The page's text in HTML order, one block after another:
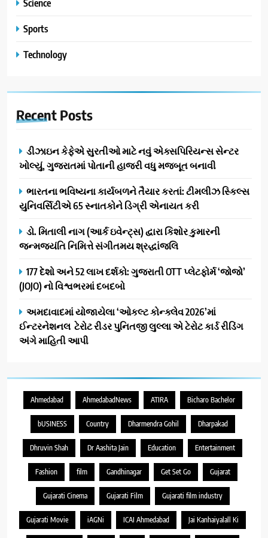
Sports
Technology
Recent Posts
ડીઝાઇન કેફેએ સુરતીઓ માટે નવું એક્સપિરિયન્સ સેન્ટર
ખોલ્યું, ગુજરાતમાં પોતાની હાજરી વધુ મજબૂત બનાવી
ભારતના ભવિષ્યના કાર્યબળને તૈયાર કરતાં: ટીમલીઝ સ્કિલ્સ
યુનિવર્સિટીએ 65 સ્નાતકોને ડિગ્રી એનાયત કરી
ડો. મિતાલી નાગ (આર્ક ઇવેન્ટ્સ) દ્વારા કિશોર કુમારની
જન્મજયંતિ નિમિત્તે સંગીતમય શ્રદ્ધાંજલિ
177 દેશો અને 52 લાખ દર્શકો: ગુજરાતી OTT પ્લેટફોર્મ ‘જોજો’
(JOJO) નો વિશ્વભરમાં દબદબો
અમદાવાદમાં યોજાયેલા ‘ઓકલ્ટ કોન્ક્લેવ 2026’માં
ઈન્ટરનેશનલ ટેરોટ રીડર પુનિતજી લુલ્લા એ ટેરોટ કાર્ડ રીડિંગ
અંગે માહિતી આપી
Ahmedabad AhmedabadNews ATIRA Bicharo Bachelor
bUSINESS Country Dharmendra Gohil Dharpakad
Dhruvin Shah Dr Aashita Jain Education Entertainment
Fashion film Gandhinagar Get Set Go Gujarat
Gujarati Cinema Gujarati Film Gujarati film industry
Gujarati Movie iAGNi ICAI Ahmedabad Jai Kanhaiyalall Ki